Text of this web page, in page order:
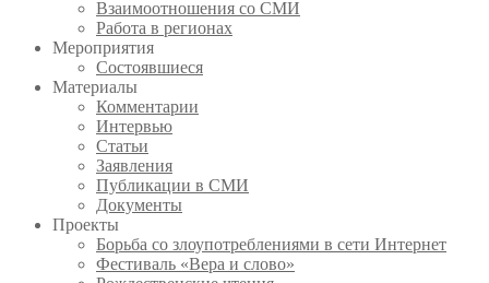
Взаимоотношения со СМИ
Работа в регионах
Мероприятия
Состоявшиеся
Материалы
Комментарии
Интервью
Статьи
Заявления
Публикации в СМИ
Документы
Проекты
Борьба со злоупотреблениями в сети Интернет
Фестиваль «Вера и слово»